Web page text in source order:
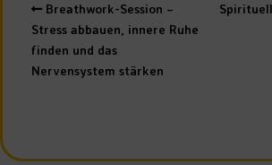
Breathwork-Session –
Stress abbauen, innere Ruhe
finden und das
Nervensystem stärken